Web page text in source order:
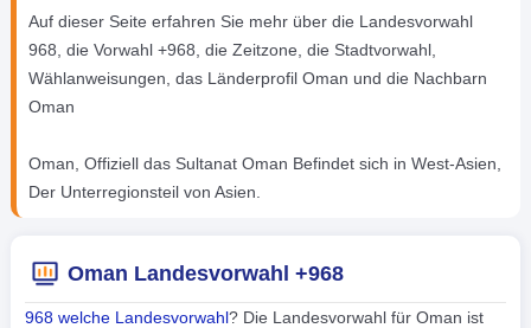
Auf dieser Seite erfahren Sie mehr über die Landesvorwahl
968, die Vorwahl +968, die Zeitzone, die Stadtvorwahl,
Wählanweisungen, das Länderprofil Oman und die Nachbarn
Oman
Oman, Offiziell das Sultanat Oman Befindet sich in West-Asien,
Der Unterregionsteil von Asien.
Oman Landesvorwahl +968
968 welche Landesvorwahl? Die Landesvorwahl für Oman ist